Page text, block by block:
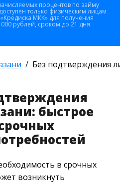
процентов по займу
только физическим лицам
МКК» для получения
рублей, сроком до 21 дня
Без подтверждения
быстрое
в срочных
возникнуть